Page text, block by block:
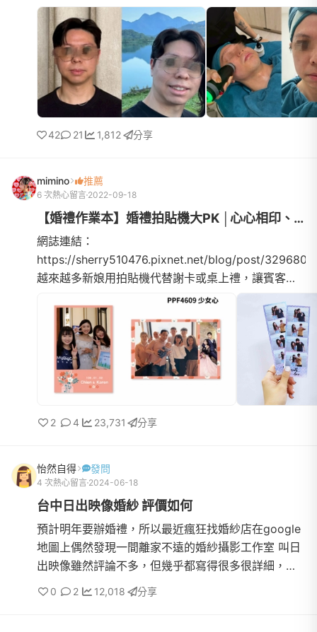
越近，最近一直忙婚紗、喜餅、婚禮流程等大小事，
結果老婆某天突然...
42 21 1,812 分享
mimino 推薦
6 次熱心留言 2022-09-18
【婚禮作業本】婚禮拍貼機大PK │心心相印、拍拍印、印卡讚、快賴...
網誌連結：
https://sherry510476.pixnet.net/blog/post/
越來越多新娘用拍貼機代替謝卡或桌上禮，讓賓客可
以帶回當天的照片作紀念開始做功課後也看了些網路
文章，一開始覺得都差不多阿~ 根本不知道選哪家才...
2 4 23,731 分享
怡然自得 發問
4 次熱心留言 2024-06-18
台中日出映像婚紗 評價如何
預計明年要辦婚禮，所以最近瘋狂找婚紗店在google
地圖上偶然發現一間離家不遠的婚紗攝影工作室 叫日
出映像雖然評論不多，但幾乎都寫得很多很詳細，主
要說日出映像的檔案會全給、諮詢舒服自在、不會強
0 2 12,018 分享